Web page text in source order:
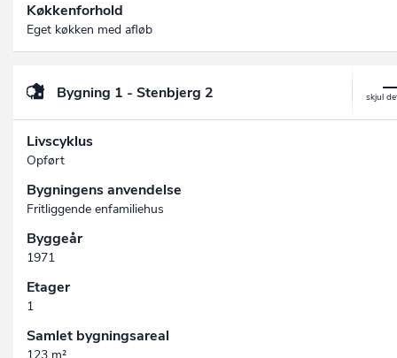
Køkkenforhold
Eget køkken med afløb
Bygning 1 - Stenbjerg 2
Livscyklus
Opført
Bygningens anvendelse
Fritliggende enfamiliehus
Byggeår
1971
Etager
1
Samlet bygningsareal